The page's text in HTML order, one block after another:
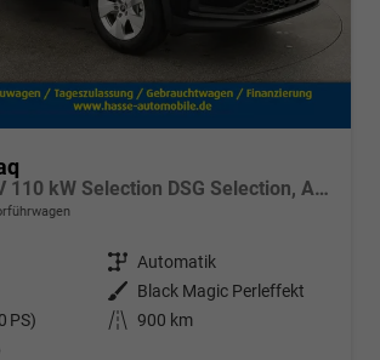
1.5 TSI mHEV 110 kW Selection DSG Selection, AHK, Navi, Side, Kamera, Winter, 4 J.- Garantie
Getriebe Automatik
Außenfarbe
Black Magic Perleffekt
PS) Kilometerstand 900 km